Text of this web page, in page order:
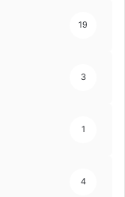
19
3
1
4